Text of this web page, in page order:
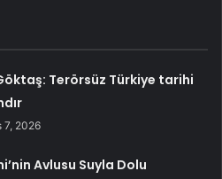
Terörsüz Türkiye tarihi
7, 2026
Avlusu Suyla Dolu